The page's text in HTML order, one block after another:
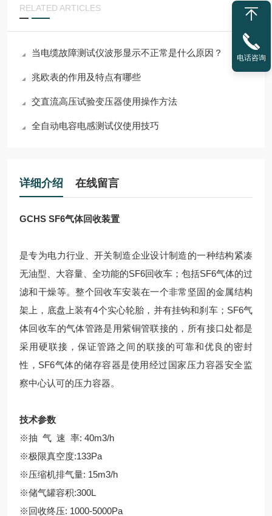
RELATED ARTICLES
当电缆故障测试仪波形显示不正常是什么原因？
兆欧表的作用及特点有哪些
交直流高压试验变压器使用操作方法
全自动电容电感测试仪使用技巧
详细介绍 在线留言
GCHS SF6气体回收装置
是专为电力行业、开关制造企业设计制造的一种结构紧凑
无油型、大容量、全功能的SF6回收车；包括SF6气体的过
滤和干燥等。整个回收车安装在一个非常坚固的金属结构
架上，底盘上装有4个实心轮胎，并有挂钩和刹车；SF6气
体回收车的气体管路是用紫铜管联接的，所有接口处都是
采用硬联接，保证管路之间的联接的可靠和优良的密封
性，SF6气体的储存容器是使用经过国家压力容器安全监
察中心认可的压力容器。
技术参数
※抽 气 速 率: 40m3/h
※极限真空度:133Pa
※压缩机排气量: 15m3/h
※储气罐容积:300L
※回收终压: 1000-5000Pa
电话咨询